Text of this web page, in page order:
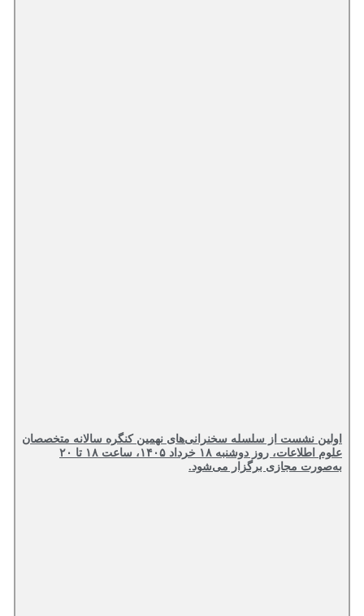
اولین نشست از سلسله سخنرانی‌های نهمین کنگره سالانه متخصصان
علوم اطلاعات، روز دوشنبه ۱۸ خرداد ۱۴۰۵، ساعت ۱۸ تا ۲۰
به‌صورت مجازی برگزار می‌شود.